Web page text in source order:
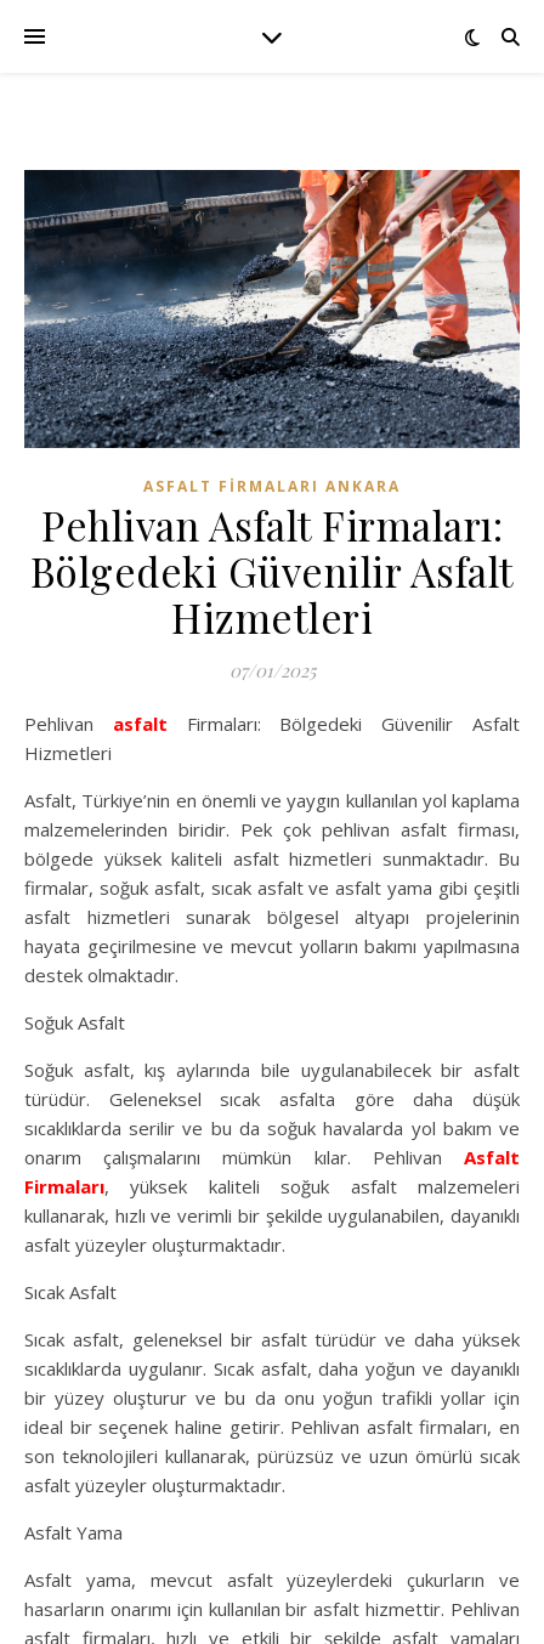
ASFALT FIRMALARI ANKARA
Pehlivan Asfalt Firmaları:
Bölgedeki Güvenilir Asfalt
Hizmetleri
07/01/2025
Pehlivan asfalt Firmaları: Bölgedeki Güvenilir Asfalt
Hizmetleri
Asfalt, Türkiye’nin en önemli ve yaygın kullanılan yol kaplama
malzemelerinden biridir. Pek çok pehlivan asfalt firması,
bölgede yüksek kaliteli asfalt hizmetleri sunmaktadır. Bu
firmalar, soğuk asfalt, sıcak asfalt ve asfalt yama gibi çeşitli
asfalt hizmetleri sunarak bölgesel altyapı projelerinin
hayata geçirilmesine ve mevcut yolların bakımı yapılmasına
destek olmaktadır.
Soğuk Asfalt
Soğuk asfalt, kış aylarında bile uygulanabilecek bir asfalt
türüdür. Geleneksel sıcak asfalta göre daha düşük
sıcaklıklarda serilir ve bu da soğuk havalarda yol bakım ve
onarım çalışmalarını mümkün kılar. Pehlivan Asfalt
Firmaları, yüksek kaliteli soğuk asfalt malzemeleri
kullanarak, hızlı ve verimli bir şekilde uygulanabilen, dayanıklı
asfalt yüzeyler oluşturmaktadır.
Sıcak Asfalt
Sıcak asfalt, geleneksel bir asfalt türüdür ve daha yüksek
sıcaklıklarda uygulanır. Sıcak asfalt, daha yoğun ve dayanıklı
bir yüzey oluşturur ve bu da onu yoğun trafikli yollar için
ideal bir seçenek haline getirir. Pehlivan asfalt firmaları, en
son teknolojileri kullanarak, pürüzsüz ve uzun ömürlü sıcak
asfalt yüzeyler oluşturmaktadır.
Asfalt Yama
Asfalt yama, mevcut asfalt yüzeylerdeki çukurların ve
hasarların onarımı için kullanılan bir asfalt hizmettir. Pehlivan
asfalt firmaları, hızlı ve etkili bir şekilde asfalt yamaları